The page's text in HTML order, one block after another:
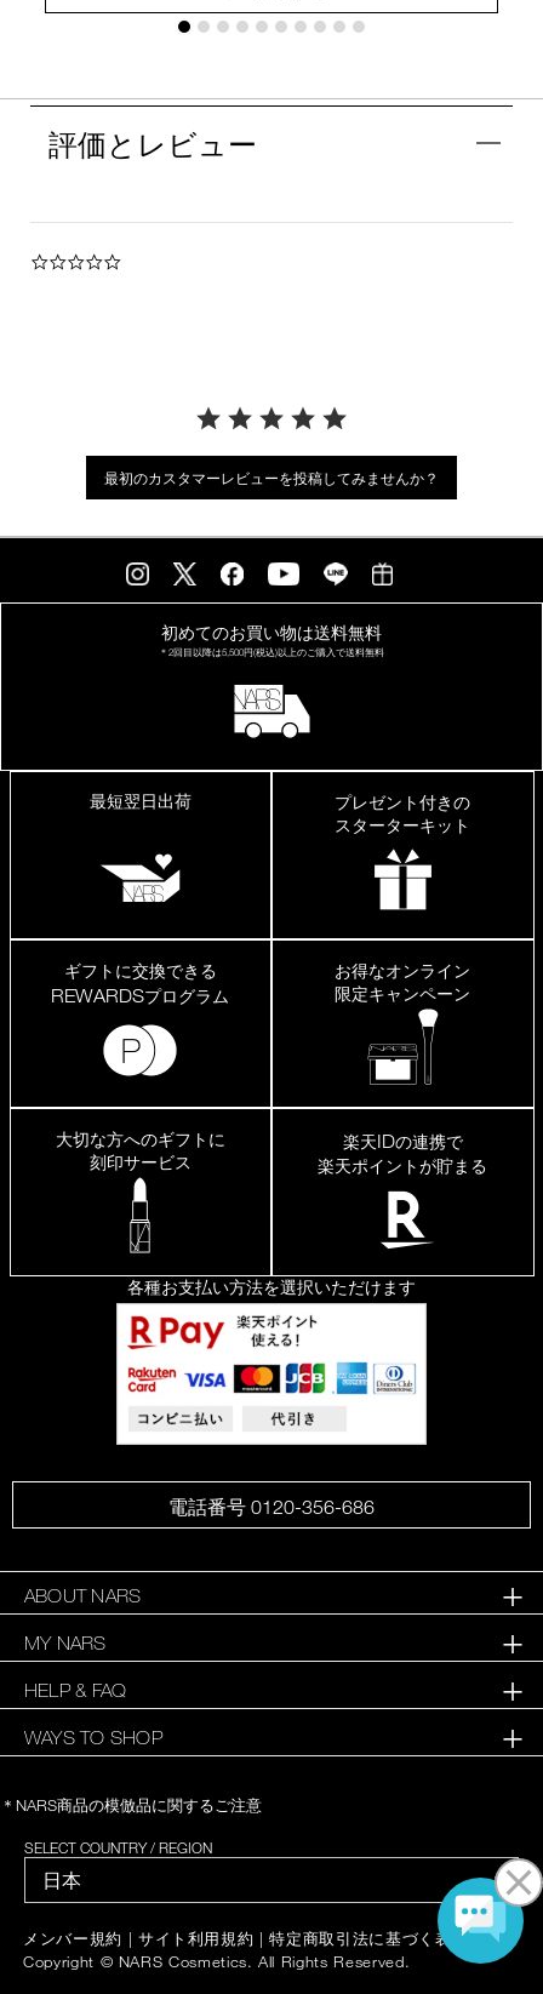
評価とレビュー
0.0
最初のカスタマーレビューを投稿してみませんか？
初めてのお買い物は送料無料
＊2回目以降は5,500円(税込)以上の ご購入で送料無料
最短翌日出荷
プレゼント付きの
スターターキット
ギフトに交換できる
REWARDSプログラム
お得なオンライン
限定キャンペーン
大切な方へのギフトに
刻印サービス
楽天IDの連携で
楽天ポイントが貯まる
各種お支払い方法を選択いただけます
電話番号 0120-356-686
ABOUT NARS
MY NARS
HELP & FAQ
WAYS TO SHOP
＊NARS商品の模倣品に関するご注意
SELECT COUNTRY / REGION
メンバー規約 | サイト利用規約 |特定商取引法に基づく表記|
Copyright © NARS Cosmetics. All Rights Reserved.